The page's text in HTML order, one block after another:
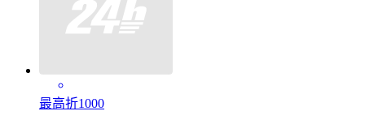
最高折1000